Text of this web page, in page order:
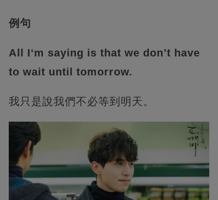
例句
All I‘m saying is that we don’t have
to wait until tomorrow.
我只是說我們不必等到明天。